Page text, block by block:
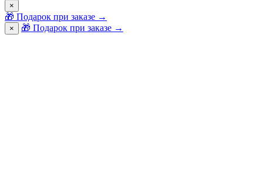
×
🎁 Подарок при заказе →
× 🎁 Подарок при заказе →